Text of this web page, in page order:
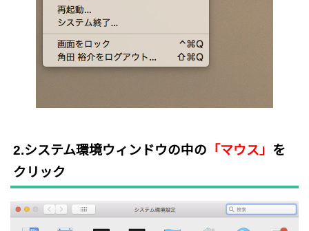
2.システム環境ウィンドウの中の 「マウス」
を
クリック